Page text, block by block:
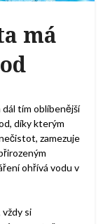
má
tím oblíbenější
díky kterým
zamezuje
ohřívá vodu v
si